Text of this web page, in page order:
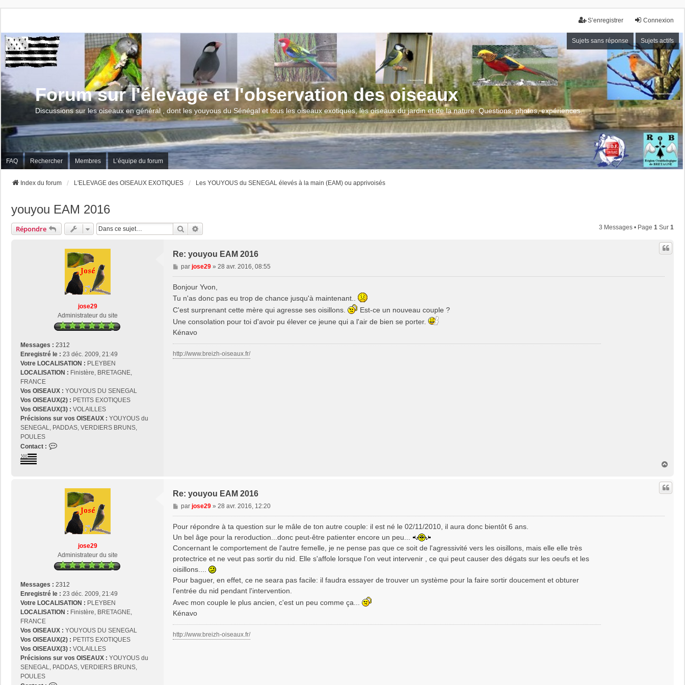
Connexion
S’enregistrer
Sujets sans réponse Sujets actifs
Forum sur l'élevage et l'observation des oiseaux
Discussions sur les oiseaux en général , dont les youyous du Sénégal et tous les oiseaux exotiques, les oiseaux du jardin et de la nature. Questions, photos, expériences.
FAQ Rechercher Membres L’équipe du forum
Index du forum L'ELEVAGE des OISEAUX EXOTIQUES Les YOUYOUS du SENEGAL élevés à la main (EAM) ou apprivoisés
youyou EAM 2016
Répondre Rechercher 3 Messages • Page 1 Sur 1
jose29
Administrateur du site
Messages : 2312
Enregistré le : 23 déc. 2009, 21:49
Votre LOCALISATION : PLEYBEN
LOCALISATION : Finistère, BRETAGNE,
FRANCE
Vos OISEAUX : YOUYOUS DU SENEGAL
Vos OISEAUX(2) : PETITS EXOTIQUES
Vos OISEAUX(3) : VOLAILLES
Précisions sur vos OISEAUX : YOUYOUS du
SENEGAL, PADDAS, VERDIERS BRUNS,
POULES
Contact :
e
2
Re: youyou EAM 2016
M
e
a
g
e
par jose29» 28 avr. 2016, 08:55
Bonjour Yvon,
Tu n'as donc pas eu trop de chance jusqu'à maintenant..
C'est surprenant cette mère qui agresse ses oisillons.
Est-ce un nouveau couple ?
Une consolation pour toi d'avoir pu élever ce jeune qui a l'air de bien se porter.
Kénavo
http://www.breizh-oiseaux.fr/
u
jose29
Administrateur du site
Messages : 2312
Enregistré le : 23 déc. 2009, 21:49
Votre LOCALISATION : PLEYBEN
LOCALISATION : Finistère, BRETAGNE,
FRANCE
Vos OISEAUX : YOUYOUS DU SENEGAL
Vos OISEAUX(2) : PETITS EXOTIQUES
Vos OISEAUX(3) : VOLAILLES
Précisions sur vos OISEAUX : YOUYOUS du
SENEGAL, PADDAS, VERDIERS BRUNS,
POULES
Re: youyou EAM 2016
M
e
a
g
e
par jose29» 28 avr. 2016, 12:20
Pour répondre à ta question sur le mâle de ton autre couple: il est né le 02/11/2010, il aura donc bientôt 6 ans.
Un bel âge pour la reroduction...donc peut-être patienter encore un peu...
Concernant le comportement de l'autre femelle, je ne pense pas que ce soit de l'agressivité vers les oisillons, mais elle elle très
protectrice et ne veut pas sortir du nid. Elle s'affole lorsque l'on veut intervenir , ce qui peut causer des dégats sur les oeufs et les
oisillons....
Pour baguer, en effet, ce ne seara pas facile: il faudra essayer de trouver un système pour la faire sortir doucement et obturer
l'entrée du nid pendant l'intervention.
Avec mon couple le plus ancien, c'est un peu comme ça...
Kénavo
http://www.breizh-oiseaux.fr/